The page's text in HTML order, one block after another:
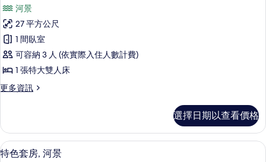
床,
河
景
的
所
有
加
大
雙
人
床,
河
景
的
特
色
客
房,
1
張
大
雙
人
河景
27 平方公尺
1 間臥室
可容納 3 人 (依實際入住人數計費)
1 張特大雙人床
更多資訊
更
客
房,
1
選擇日期以查看價格
顯
特色套房, 河景 | 高級寢具、書桌、遮
6
特色套房, 河景